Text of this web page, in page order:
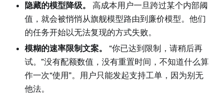
隐藏的模型降级。
高成本用户一旦跨过某个内部阈
值，就会被悄悄从旗舰模型路由到廉价模型。他们
的任务开始以无法复现的方式失败。
模糊的速率限制文案。
“你已达到限制，请稍后再
试。”没有配额数值，没有重置时间，不知道什么算
作一次“使用”。用户只能发起支持工单，因为别无
他法。